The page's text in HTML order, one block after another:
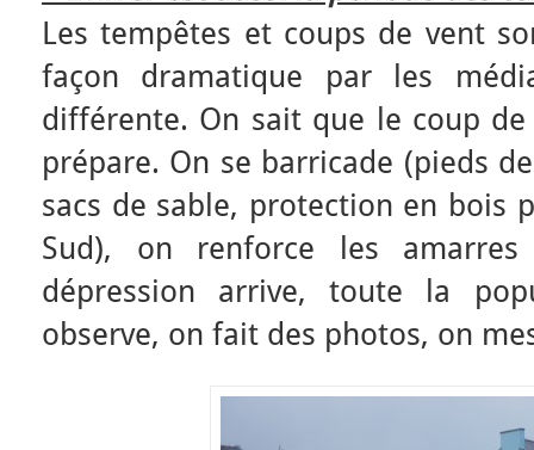
Les tempêtes et coups de vent
façon dramatique par les
différente. On sait que le coup
prépare. On se barricade (pieds
sacs de sable, protection en bois
Sud), on renforce les
dépression arrive, toute la
observe, on fait des photos, on